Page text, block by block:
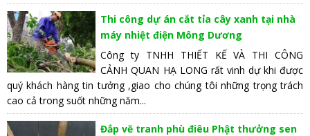
Thi công dự án cắt tỉa cây xanh tại nhà
máy nhiệt điện Mông Dương
Công ty TNHH THIẾT KẾ VÀ THI CÔNG
CẢNH QUAN HẠ LONG rất vinh dự khi được
quý khách hàng tin tưởng ,giao cho chúng tôi những trọng trách
cao cả trong suốt những năm...
Đắp vẽ tranh phù điêu Phật thưởng sen